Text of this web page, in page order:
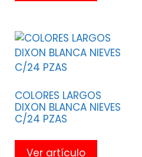
COLORES LARGOS
DIXON BLANCA NIEVES
C/24 PZAS
Ver artículo